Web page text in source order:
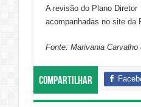
A revisão do Plano
acompanhadas no site da
Fonte: Marivania
Compartilhar